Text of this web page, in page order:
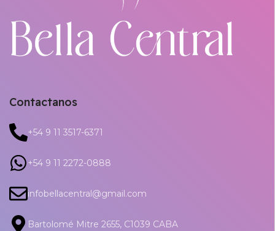
Contactanos
+54 9 11 3517-6371
+54 9 11 2272-0888
infobellacentral@gmail.com
Bartolomé Mitre 2655, C1039 CABA